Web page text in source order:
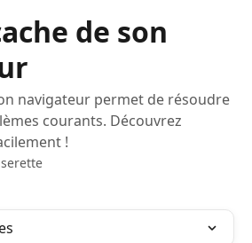
de son
navigateur permet de résoudre
courants. Découvrez
!